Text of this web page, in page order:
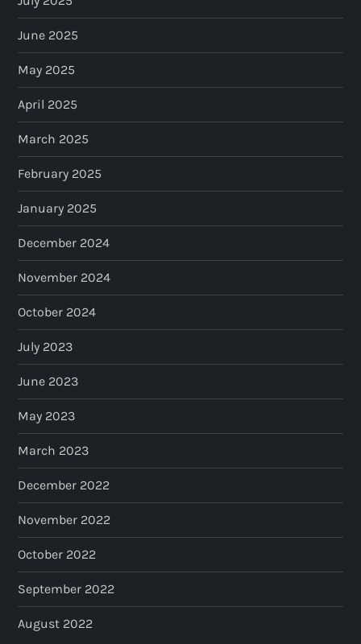
June 2025
May 2025
April 2025
March 2025
February 2025
January 2025
December 2024
November 2024
October 2024
July 2023
June 2023
May 2023
March 2023
December 2022
November 2022
October 2022
September 2022
August 2022